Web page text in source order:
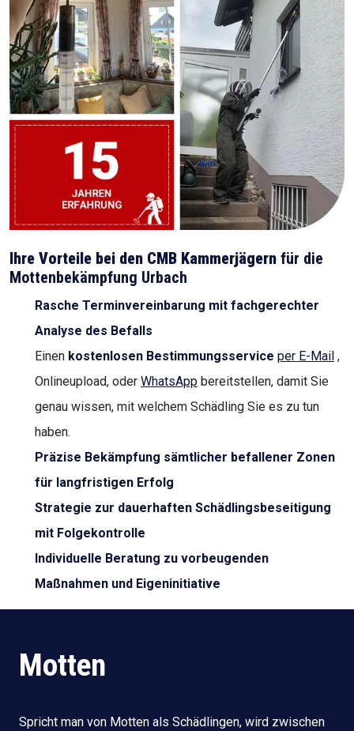
Ihre Vorteile bei den CMB Kammerjägern für die
Mottenbekämpfung Urbach
Rasche Terminvereinbarung mit fachgerechter
Analyse des Befalls
Einen kostenlosen Bestimmungsservice per E-Mail ,
Onlineupload, oder WhatsApp bereitstellen, damit Sie
genau wissen, mit welchem Schädling Sie es zu tun
haben.
Präzise Bekämpfung sämtlicher befallener Zonen
für langfristigen Erfolg
Strategie zur dauerhaften Schädlingsbeseitigung
mit Folgekontrolle
Individuelle Beratung zu vorbeugenden
Maßnahmen und Eigeninitiative
Motten
Spricht man von Motten als Schädlingen, wird zwischen